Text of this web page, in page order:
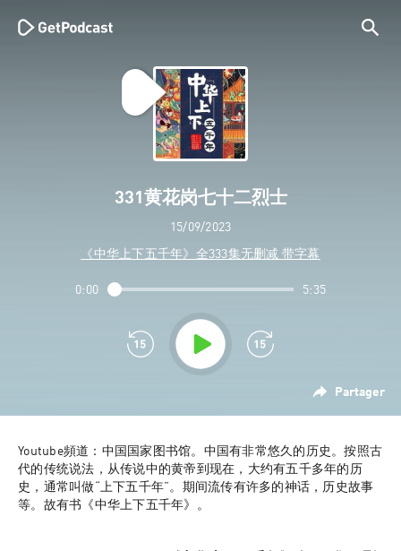
331黄花岗七十二烈士
15/09/2023
《中华上下五千年》全333集无删减 带字幕
Partager
0:00 5:35
Youtube頻道：中国国家图书馆。中国有非常悠久的历史。按照古
代的传统说法，从传说中的黄帝到现在，大约有五千多年的历
史，通常叫做“上下五千年”。期间流传有许多的神话，历史故事
等。故有书《中华上下五千年》。